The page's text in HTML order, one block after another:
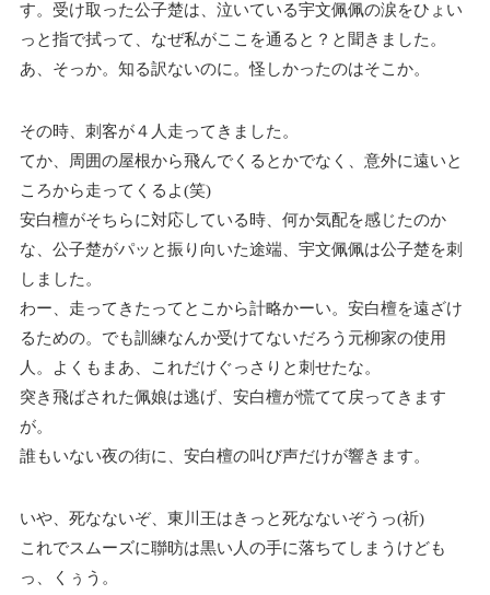
す。受け取った公子楚は、泣いている宇文佩佩の涙をひょい
っと指で拭って、なぜ私がここを通ると？と聞きました。
あ、そっか。知る訳ないのに。怪しかったのはそこか。
その時、刺客が４人走ってきました。
てか、周囲の屋根から飛んでくるとかでなく、意外に遠いと
ころから走ってくるよ(笑)
安白檀がそちらに対応している時、何か気配を感じたのか
な、公子楚がパッと振り向いた途端、宇文佩佩は公子楚を刺
しました。
わー、走ってきたってとこから計略かーい。安白檀を遠ざけ
るための。でも訓練なんか受けてないだろう元柳家の使用
人。よくもまあ、これだけぐっさりと刺せたな。
突き飛ばされた佩娘は逃げ、安白檀が慌てて戻ってきます
が。
誰もいない夜の街に、安白檀の叫び声だけが響きます。
いや、死なないぞ、東川王はきっと死なないぞうっ(祈)
これでスムーズに聯昉は黒い人の手に落ちてしまうけども
っ、くぅう。